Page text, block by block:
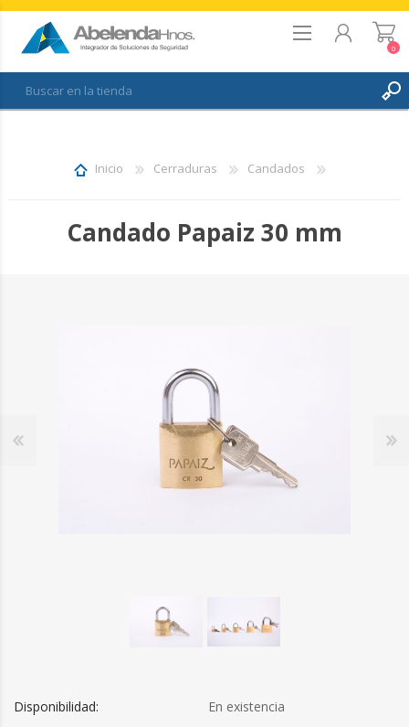
FAVORITOS
0
Inicio Cerraduras Candados
Candado Papaiz 30 mm
Disponibilidad: En existencia